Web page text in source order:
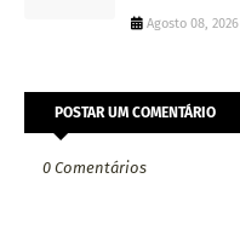
Agosto 08, 2026
POSTAR UM COMENTÁRIO
0 Comentários